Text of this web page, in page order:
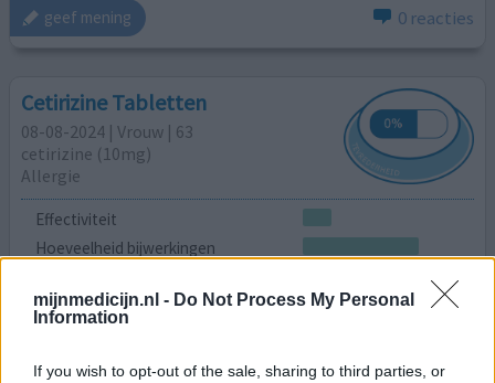
mijnmedicijn.nl - Do Not Process My Personal
Information
If you wish to opt-out of the sale, sharing to third parties, or
geef mening 0 reacties
Cetirizine Tabletten
08-08-2024 | Vrouw | 63
cetirizine (10mg)
Allergie
Effectiviteit
Hoeveelheid bijwerkingen
rugpijn met uitstraling naar de benen
branderig gevoel